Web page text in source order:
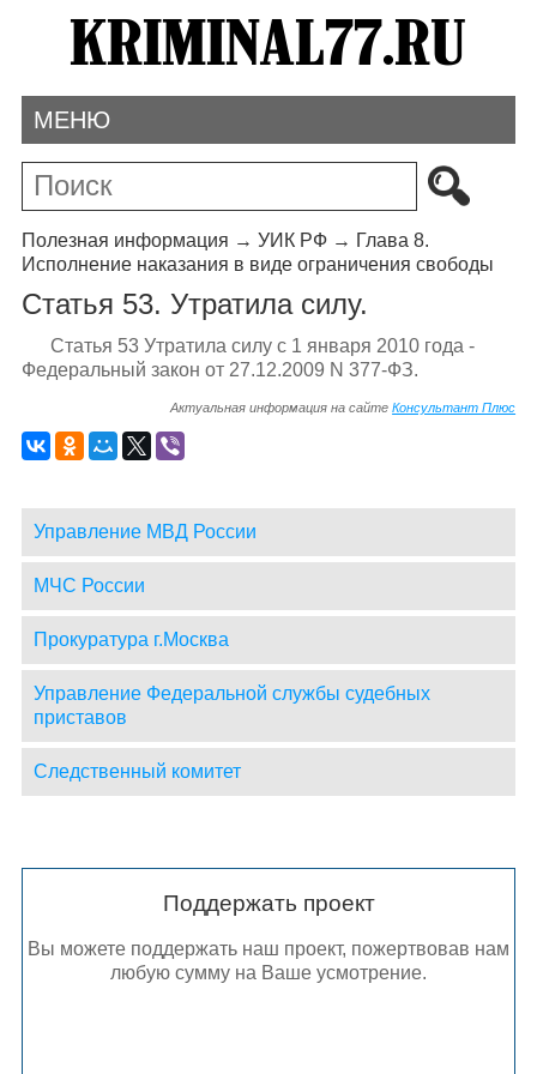
МЕНЮ
Полезная информация → УИК РФ→ Глава 8.
Исполнение наказания в виде ограничения свободы
Статья 53. Утратила силу.
Статья 53 Утратила силу с 1 января 2010 года -
Федеральный закон от 27.12.2009 N 377-ФЗ.
Актуальная информация на сайтеКонсультант Плюс
Управление МВД России
МЧС России
Прокуратура г.Москва
Управление Федеральной службы судебных
приставов
Следственный комитет
Поддержать проект
Вы можете поддержать наш проект, пожертвовав нам
любую сумму на Ваше усмотрение.